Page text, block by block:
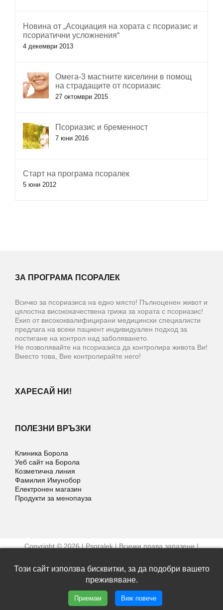
Новина от „Асоциация на хората с псориазис и
псориатични усложнения“
4 декември 2013
Омега-3 мастните киселини в помощ
на страдащите от псориазис
27 октомври 2015
Псориазис и бременност
7 юни 2016
Старт на програма псоралек
5 юни 2012
ЗА ПРОГРАМА ПСОРАЛЕК
Всичко за псориазиса на едно място! Пълноценен живот и
цялостна висококачествена грижа за хората с псориазис!
Екип от висококвалифицирани медицински специалисти
предлага на всеки пациент индивидуален подход за
постигане на контрол над заболяването.
Не позволявайте на псориазиса да контролира живота Ви!
Вместо това, Вие контролирайте него!
ХАРЕСАЙ НИ!
ПОЛЕЗНИ ВРЪЗКИ
Клиника Борола
Уеб сайт на Борола
Козметична линия
Фамилия Имунобор
Електронен магазин
Продукти за менопауза
Copyright © 2026 | Psoralek | Всички права запазени |
Уеб дизайн и SEO от Трибест
Facebook
Този сайт използва бисквитки, за да подобри вашето
преживяване.
Приемам Виж повече